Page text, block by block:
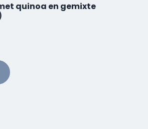
quinoa en gemixte